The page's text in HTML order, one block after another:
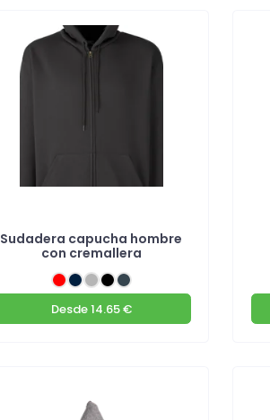
Sudadera capucha hombre
con cremallera
Desde14.65 €